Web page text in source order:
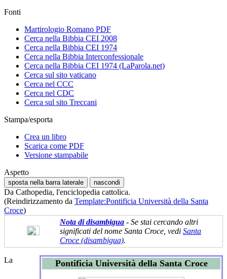
Fonti
Martirologio Romano PDF
Cerca nella Bibbia CEI 2008
Cerca nella Bibbia CEI 1974
Cerca nella Bibbia Interconfessionale
Cerca nella Bibbia CEI 1974 (LaParola.net)
Cerca sul sito vaticano
Cerca nel CCC
Cerca nel CDC
Cerca sul sito Treccani
Stampa/esporta
Crea un libro
Scarica come PDF
Versione stampabile
Aspetto
sposta nella barra laterale nascondi
Da Cathopedia, l'enciclopedia cattolica.
(Reindirizzamento da Template:Pontificia Università della Santa
Croce)
Nota di disambigua - Se stai cercando altri
significati del nome Santa Croce, vedi Santa
Croce (disambigua).
Pontificia Università della Santa Croce
La